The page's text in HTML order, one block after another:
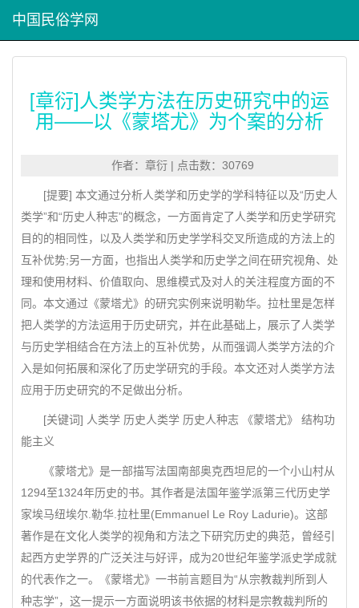
中国民俗学网
[章衍]人类学方法在历史研究中的运
用——以《蒙塔尤》为个案的分析
作者：章衍 | 点击数：30769
[提要] 本文通过分析人类学和历史学的学科特征以及“历史人
类学”和“历史人种志”的概念，一方面肯定了人类学和历史学研究
目的的相同性，以及人类学和历史学学科交叉所造成的方法上的
互补优势;另一方面，也指出人类学和历史学之间在研究视角、处
理和使用材料、价值取向、思维模式及对人的关注程度方面的不
同。本文通过《蒙塔尤》的研究实例来说明勒华。拉杜里是怎样
把人类学的方法运用于历史研究，并在此基础上，展示了人类学
与历史学相结合在方法上的互补优势，从而强调人类学方法的介
入是如何拓展和深化了历史学研究的手段。本文还对人类学方法
应用于历史研究的不足做出分析。
[关键词] 人类学 历史人类学 历史人种志 《蒙塔尤》 结构功
能主义
《蒙塔尤》是一部描写法国南部奥克西坦尼的一个小山村从
1294至1324年历史的书。其作者是法国年鉴学派第三代历史学
家埃马纽埃尔.勒华.拉杜里(Emmanuel Le Roy Ladurie)。这部
著作是在文化人类学的视角和方法之下研究历史的典范，曾经引
起西方史学界的广泛关注与好评，成为20世纪年鉴学派史学成就
的代表作之一。《蒙塔尤》一书前言题目为“从宗教裁判所到人
种志学”，这一提示一方面说明该书依据的材料是宗教裁判所的